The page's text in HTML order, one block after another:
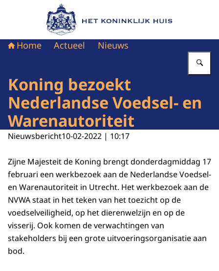
Naar de homepage van Het Koninklijk Huis
Home Actueel Nieuws
Koning bezoekt
Nederlandse Voedsel- en
Warenautoriteit
Nieuwsbericht10-02-2022 | 10:17
Zijne Majesteit de Koning brengt donderdagmiddag 17
februari een werkbezoek aan de Nederlandse Voedsel-
en Warenautoriteit in Utrecht. Het werkbezoek aan de
NVWA staat in het teken van het toezicht op de
voedselveiligheid, op het dierenwelzijn en op de
visserij. Ook komen de verwachtingen van
stakeholders bij een grote uitvoeringsorganisatie aan
bod.